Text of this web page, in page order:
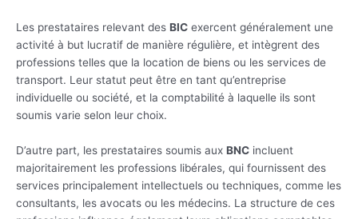
Les prestataires relevant des BIC exercent généralement une
activité à but lucratif de manière régulière, et intègrent des
professions telles que la location de biens ou les services de
transport. Leur statut peut être en tant qu’entreprise
individuelle ou société, et la comptabilité à laquelle ils sont
soumis varie selon leur choix.
D’autre part, les prestataires soumis aux BNC incluent
majoritairement les professions libérales, qui fournissent des
services principalement intellectuels ou techniques, comme les
consultants, les avocats ou les médecins. La structure de ces